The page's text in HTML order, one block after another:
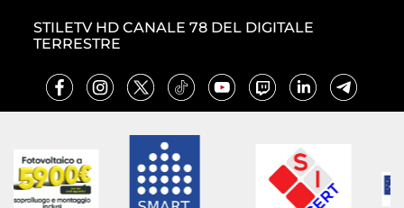
STILETV HD CANALE 78 DEL DIGITALE
TERRESTRE